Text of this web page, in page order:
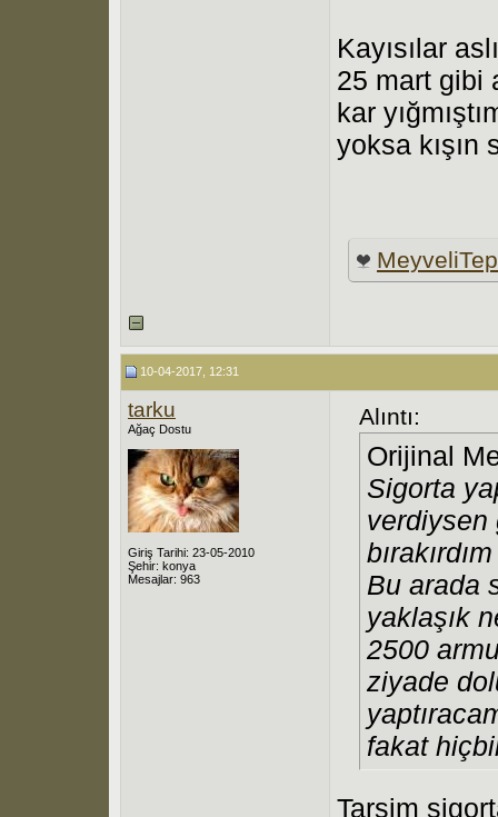
Kayısılar
25 mart gibi
kar
yoksa
10-04-2017, 12:31
tarku
Ağaç Dostu
Giriş Tarihi: 23-05-2010
Şehir: konya
Mesajlar: 963
Alıntı:
Orijinal
Sigorta
verdiysen
Bu arada
yaklaşık
2500
ziyade
fakat
Tarsim